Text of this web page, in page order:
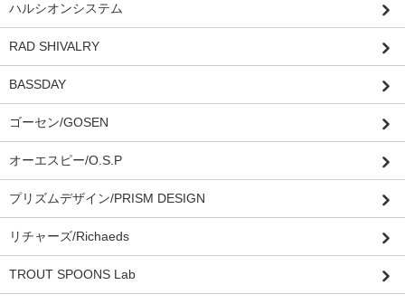
ハルシオンシステム
RAD SHIVALRY
BASSDAY
ゴーセン/GOSEN
オーエスピー/O.S.P
プリズムデザイン/PRISM DESIGN
リチャーズ/Richaeds
TROUT SPOONS Lab